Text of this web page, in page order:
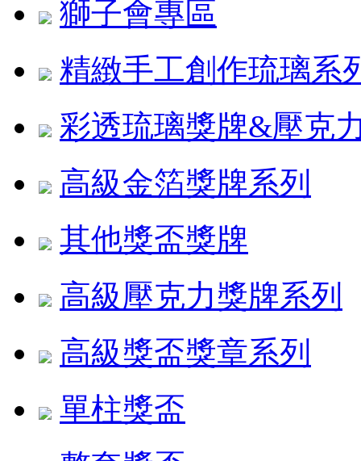
獅子會專區
精緻手工創作琉璃系
彩透琉璃獎牌&壓克
高級金箔獎牌系列
其他獎盃獎牌
高級壓克力獎牌系列
高級獎盃獎章系列
單柱獎盃